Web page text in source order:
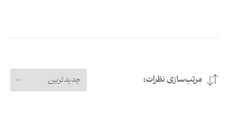
مرتب‌سازی نظرات: جدیدترین